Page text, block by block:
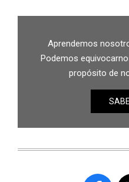
Aprendemos
Podemos
propósito de